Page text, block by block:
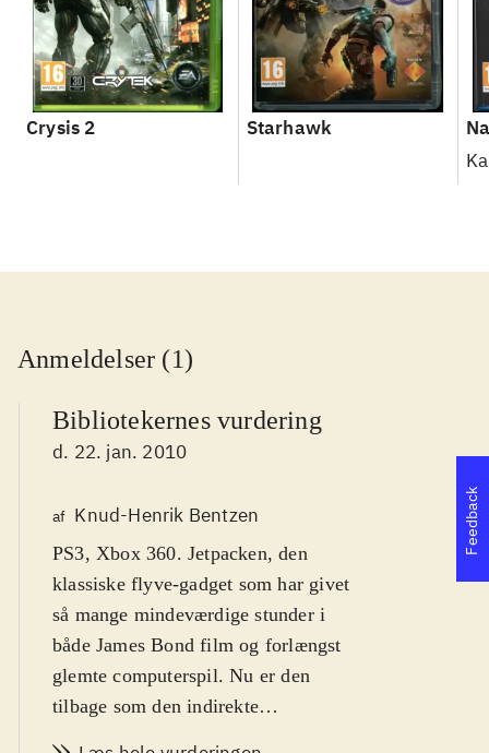
Crysis 2 Starhawk
Anmeldelser (1)
Bibliotekernes vurdering
d. 22. jan. 2010
af Knud-Henrik Bentzen
PS3, Xbox 360. Jetpacken, den
klassiske flyve-gadget som har givet
så mange mindeværdige stunder i
både James Bond film og forlængst
glemte computerspil. Nu er den
tilbage som den indirekte
Feedback